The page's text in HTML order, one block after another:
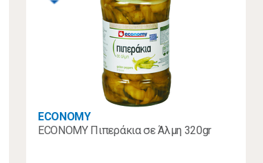
ECONOMY
ECONOMY Πιπεράκια σε Άλμη 320gr